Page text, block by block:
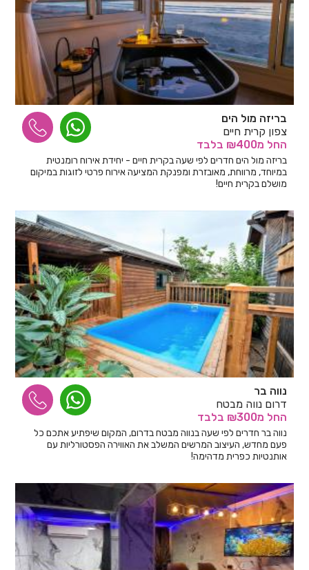
בריזה מול הים
צפון קרית חיים
החל מ₪400 בלבד
בריזה מול הים חדרים לפי שעה בקרית חיים - יחידת אירוח רומנטית
במיוחד, מרווחת, מאובזרת ומפנקת המציעה אירוח פרטי לזוגות במיקום
מושלם בקרית חיים!
נווה בר
דרום נווה מבטח
החל מ₪300 בלבד
נווה בר חדרים לפי שעה בנווה מבטח בדרום, המקום שיפתיע אתכם כל
פעם מחדש, העיצוב המרשים המשלב את האווירה הפסטורליות עם
אותנטיות כפרית מדהימה!